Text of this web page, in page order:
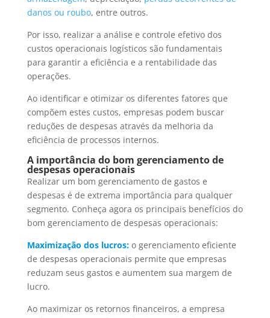
danos ou roubo, entre outros.
Por isso, realizar a análise e controle efetivo dos
custos operacionais logísticos são fundamentais
para garantir a eficiência e a rentabilidade das
operações.
Ao identificar e otimizar os diferentes fatores que
compõem estes custos, empresas podem buscar
reduções de despesas através da melhoria da
eficiência de processos internos.
A importância do bom gerenciamento de
despesas operacionais
Realizar um bom gerenciamento de gastos e
despesas é de extrema importância para qualquer
segmento. Conheça agora os principais benefícios do
bom gerenciamento de despesas operacionais:
Maximização dos lucros: o gerenciamento eficiente
de despesas operacionais permite que empresas
reduzam seus gastos e aumentem sua margem de
lucro.
Ao maximizar os retornos financeiros, a empresa